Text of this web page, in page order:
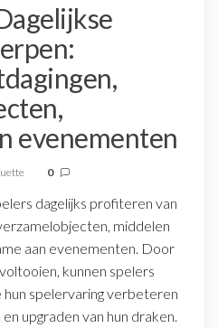
evenementen
0
dagelijks profiteren van
middelen
aan evenementen. Door
kunnen spelers
hun spelervaring verbeteren
upgraden van hun draken.